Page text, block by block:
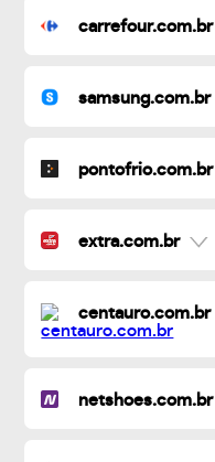
carrefour.com.br
samsung.com.br
pontofrio.com.br
extra.com.br
centauro.com.br
netshoes.com.br